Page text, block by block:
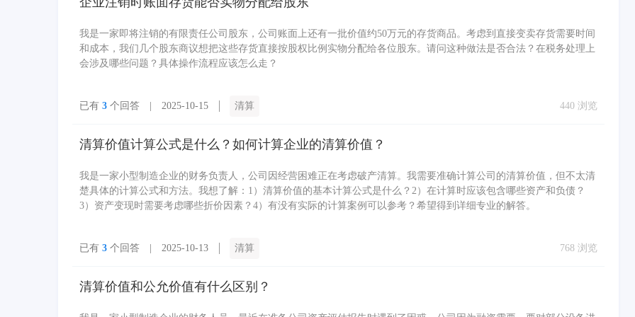
我是一家即将注销的有限责任公司股东，公司账面上还有一批价值约50万元的存货商品。考虑到直接变卖存货需要时间
和成本，我们几个股东商议想把这些存货直接按股权比例实物分配给各位股东。请问这种做法是否合法？在税务处理上
会涉及哪些问题？具体操作流程应该怎么走？
已有 3 个回答 | 2025-10-15 清算 440 浏览
清算价值计算公式是什么？如何计算企业的清算价值？
我是一家小型制造企业的财务负责人，公司因经营困难正在考虑破产清算。我需要准确计算公司的清算价值，但不太清
楚具体的计算公式和方法。我想了解：1）清算价值的基本计算公式是什么？2）在计算时应该包含哪些资产和负债？
3）资产变现时需要考虑哪些折价因素？4）有没有实际的计算案例可以参考？希望得到详细专业的解答。
已有 3 个回答 | 2025-10-13 清算 768 浏览
清算价值和公允价值有什么区别？